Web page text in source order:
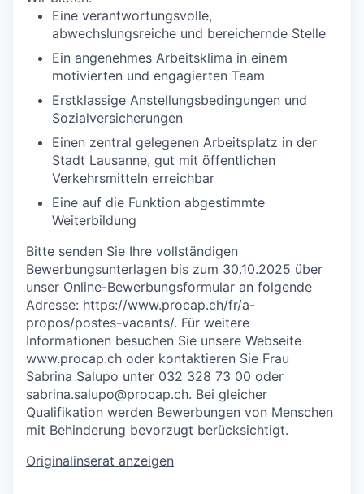
Eine verantwortungsvolle,
abwechslungsreiche und bereichernde Stelle
Ein angenehmes Arbeitsklima in einem
motivierten und engagierten Team
Erstklassige Anstellungsbedingungen und
Sozialversicherungen
Einen zentral gelegenen Arbeitsplatz in der
Stadt Lausanne, gut mit öffentlichen
Verkehrsmitteln erreichbar
Eine auf die Funktion abgestimmte
Weiterbildung
Bitte senden Sie Ihre vollständigen
Bewerbungsunterlagen bis zum 30.10.2025 über
unser Online-Bewerbungsformular an folgende
Adresse: https://www.procap.ch/fr/a-
propos/postes-vacants/. Für weitere
Informationen besuchen Sie unsere Webseite
www.procap.ch oder kontaktieren Sie Frau
Sabrina Salupo unter 032 328 73 00 oder
sabrina.salupo@procap.ch. Bei gleicher
Qualifikation werden Bewerbungen von Menschen
mit Behinderung bevorzugt berücksichtigt.
Originalinserat anzeigen